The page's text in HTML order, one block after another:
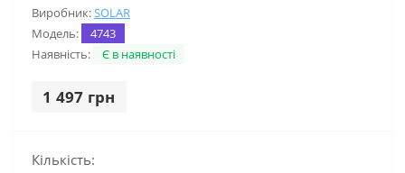
Виробник:SOLAR
Модель:
4743
Наявність:
Є в наявності
1 497 грн
Кількість: